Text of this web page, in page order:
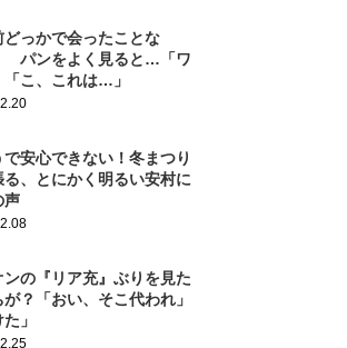
どっかで会ったことな
パンをよく見ると…「ワ
「こ、これは…」
で安心できない！冬まつり
る、とにかく明るい安村に
声
ンの『リア充』ぶりを見た
が？「おい、そこ代われ」
た」